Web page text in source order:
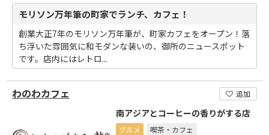
モリソン万年筆の町家でランチ、カフェ！
創業大正7年のモリソン万年筆が、町家カフェをオープン！落
ち浮いた雰囲気に和モダンな装いの、御所のニュースポット
です。店内にはレトロ...
わのわカフェ 追加
南アジアとコーヒーの香りがする店
グルメ 喫茶・カフェ